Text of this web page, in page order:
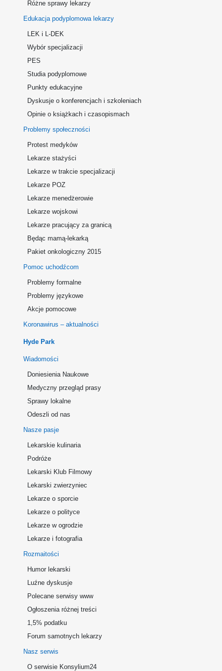
Różne sprawy lekarzy
Edukacja podyplomowa lekarzy
LEK i L-DEK
Wybór specjalizacji
PES
Studia podyplomowe
Punkty edukacyjne
Dyskusje o konferencjach i szkoleniach
Opinie o książkach i czasopismach
Problemy społeczności
Protest medyków
Lekarze stażyści
Lekarze w trakcie specjalizacji
Lekarze POZ
Lekarze menedżerowie
Lekarze wojskowi
Lekarze pracujący za granicą
Będąc mamą-lekarką
Pakiet onkologiczny 2015
Pomoc uchodźcom
Problemy formalne
Problemy językowe
Akcje pomocowe
Koronawirus – aktualności
Hyde Park
Wiadomości
Doniesienia Naukowe
Medyczny przegląd prasy
Sprawy lokalne
Odeszli od nas
Nasze pasje
Lekarskie kulinaria
Podróże
Lekarski Klub Filmowy
Lekarski zwierzyniec
Lekarze o sporcie
Lekarze o polityce
Lekarze w ogrodzie
Lekarze i fotografia
Rozmaitości
Humor lekarski
Luźne dyskusje
Polecane serwisy www
Ogłoszenia różnej treści
1,5% podatku
Forum samotnych lekarzy
Nasz serwis
O serwisie Konsylium24